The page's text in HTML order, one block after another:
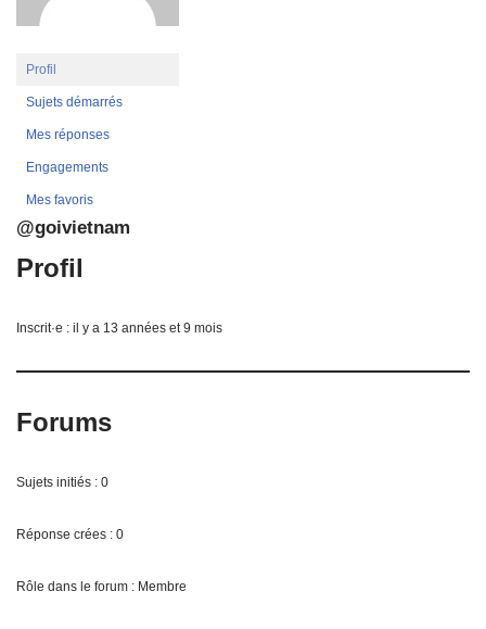
Profil
Sujets démarrés
Mes réponses
Engagements
Mes favoris
@goivietnam
Profil
Inscrit·e : il y a 13 années et 9 mois
Forums
Sujets initiés : 0
Réponse crées : 0
Rôle dans le forum : Membre